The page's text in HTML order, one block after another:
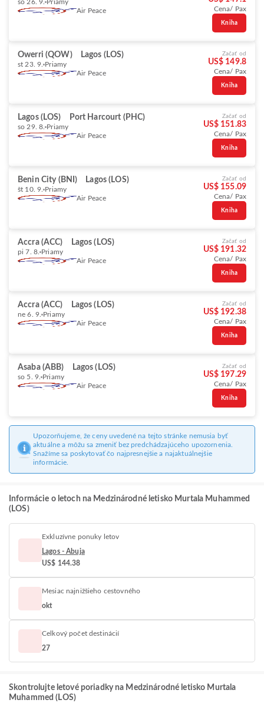
so 26. 9. Priamy
Air Peace
Cena/ Pax
Kniha
Owerri (QOW) Lagos (LOS)
st 23. 9. Priamy
Air Peace
Začať od
US$ 149.8
Cena/ Pax
Kniha
Lagos (LOS) Port Harcourt (PHC)
so 29. 8. Priamy
Air Peace
Začať od
US$ 151.83
Cena/ Pax
Kniha
Benin City (BNI) Lagos (LOS)
št 10. 9. Priamy
Air Peace
Začať od
US$ 155.09
Cena/ Pax
Kniha
Accra (ACC) Lagos (LOS)
pi 7. 8. Priamy
Air Peace
Začať od
US$ 191.32
Cena/ Pax
Kniha
Accra (ACC) Lagos (LOS)
ne 6. 9. Priamy
Air Peace
Začať od
US$ 192.38
Cena/ Pax
Kniha
Asaba (ABB) Lagos (LOS)
so 5. 9. Priamy
Air Peace
Začať od
US$ 197.29
Cena/ Pax
Kniha
Upozorňujeme, že ceny uvedené na tejto stránke nemusia byť
aktuálne a môžu sa zmeniť bez predchádzajúceho upozornenia.
Snažíme sa poskytovať čo najpresnejšie a najaktuálnejšie
informácie.
Informácie o letoch na Medzinárodné letisko Murtala Muhammed
(LOS)
Exkluzívne ponuky letov
Lagos - Abuja
US$ 144.38
Mesiac najnižšieho cestovného
okt
Celkový počet destinácií
27
Skontrolujte letové poriadky na Medzinárodné letisko Murtala
Muhammed (LOS)